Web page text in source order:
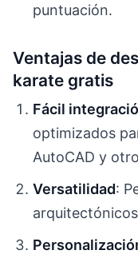
puntuación.
Ventajas de
karate gratis
Fácil
optimizados
AutoCAD y
Versatilidad: